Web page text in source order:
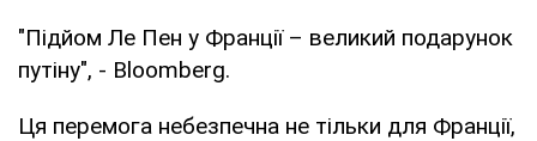
"Підйом Ле Пен у Франції – великий подарунок
путіну", - Bloomberg.
Ця перемога небезпечна не тільки для Франції,